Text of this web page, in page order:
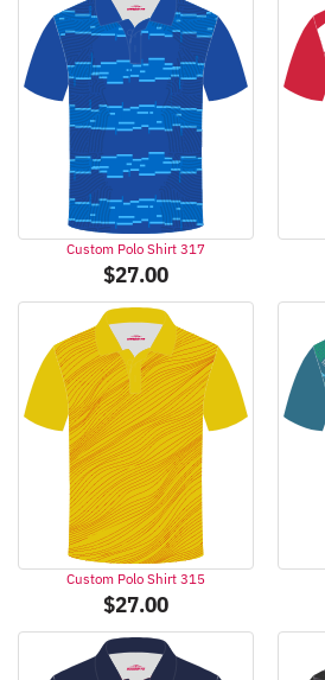
Custom Polo Shirt 317
$27.00
Custom Polo Shirt 315
$27.00